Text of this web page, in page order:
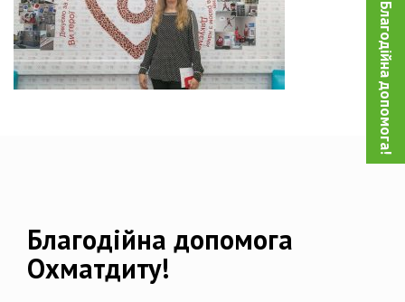
Благодійна допомога!
Благодійна допомога
Охматдиту!